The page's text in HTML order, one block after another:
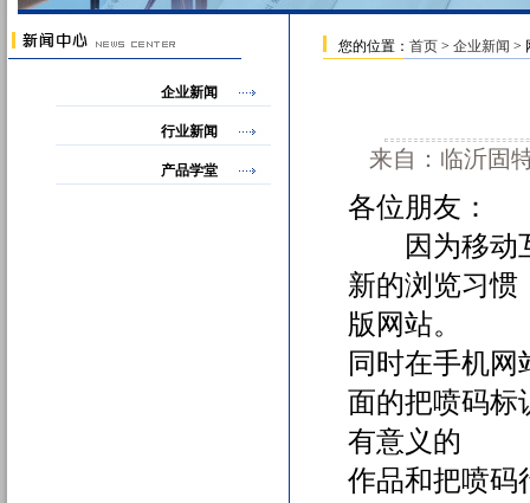
企业新闻
行业新闻
产品学堂
您的位置： 首页> 企业新闻 >
来自：临沂固
各位朋友：
因为移动互
新的浏览习惯
版网站。
同时在手机
面的把喷码标
有意义的
作品和把喷码